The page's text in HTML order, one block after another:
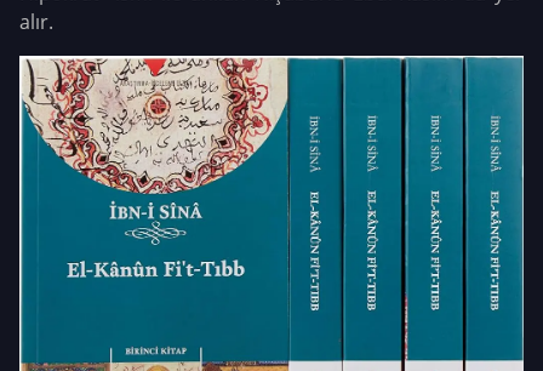
alır.